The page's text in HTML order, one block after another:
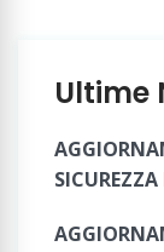
Ultime